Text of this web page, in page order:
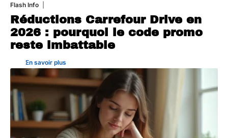
Flash Info
Réductions Carrefour Drive en
2026 : pourquoi le code promo
reste imbattable
En savoir plus